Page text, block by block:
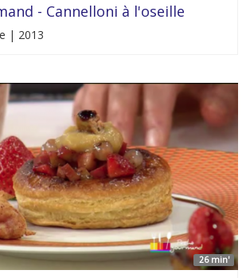
- Cannelloni à l'oseille
| 2013
26 min'